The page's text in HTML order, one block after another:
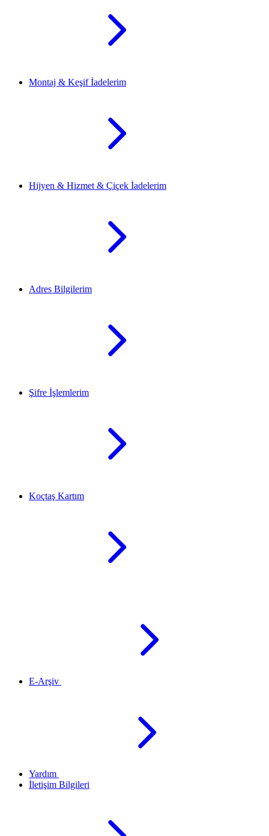
Montaj & Keşif İadelerim
Hijyen & Hizmet & Çiçek İadelerim
Adres Bilgilerim
Şifre İşlemlerim
Koçtaş Kartım
E-Arşiv
Yardım
İletişim Bilgileri